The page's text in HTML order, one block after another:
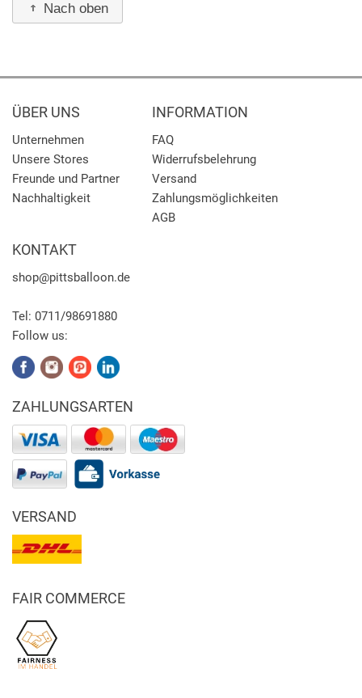
Nach oben
ÜBER UNS
Unternehmen
Unsere Stores
Freunde und Partner
Nachhaltigkeit
INFORMATION
FAQ
Widerrufsbelehrung
Versand
Zahlungsmöglichkeiten
AGB
KONTAKT
shop@pittsballoon.de
Tel: 0711/98691880
Follow us:
ZAHLUNGSARTEN
VERSAND
FAIR COMMERCE